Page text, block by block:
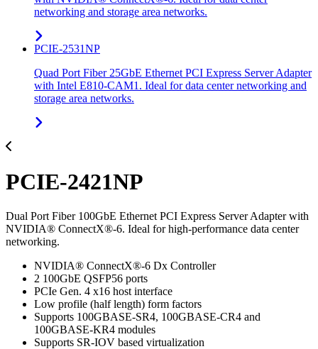
networking and storage area networks.
PCIE-2531NP
Quad Port Fiber 25GbE Ethernet PCI Express Server Adapter
with Intel E810-CAM1. Ideal for data center networking and
storage area networks.
PCIE-2421NP
Dual Port Fiber 100GbE Ethernet PCI Express Server Adapter with
NVIDIA® ConnectX®-6. Ideal for high-performance data center
networking.
NVIDIA® ConnectX®-6 Dx Controller
2 100GbE QSFP56 ports
PCIe Gen. 4 x16 host interface
Low profile (half length) form factors
Supports 100GBASE-SR4, 100GBASE-CR4 and
100GBASE-KR4 modules
Supports SR-IOV based virtualization